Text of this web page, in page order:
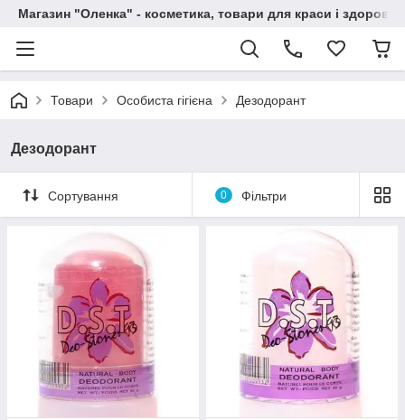
Магазин "Оленка" - косметика, товари для краси і здоров'я
Товари Особиста гігієна Дезодорант
Дезодорант
Сортування 0 Фільтри